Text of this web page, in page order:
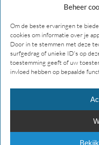
Beheer
Om de beste ervaringen te
cookies om informatie over je
Door in te stemmen met deze
surfgedrag of unieke ID's op
toestemming geeft of uw
invloed hebben op bepaalde